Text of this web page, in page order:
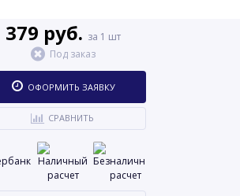
379 руб. за 1 шт
Под заказ
ОФОРМИТЬ ЗАЯВКУ
СРАВНИТЬ